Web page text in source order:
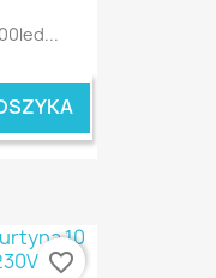
favorite_border